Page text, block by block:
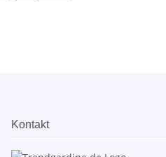
Kontakt